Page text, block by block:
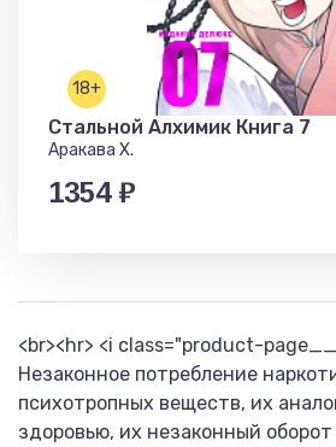
18+
Стальной Алхимик Книга 7
Аракава Х.
1354 ₽
<br><hr> <i class="product-
Незаконное потребление
психотропных веществ, их
здоровью, их незаконный